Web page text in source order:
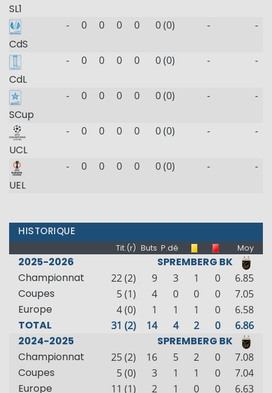
SL1
CdS
- 0 0 0 0 0 (0) - -
CdL
- 0 0 0 0 0 (0) - -
SCup
- 0 0 0 0 0 (0) - -
UCL
- 0 0 0 0 0 (0) - -
UEL
- 0 0 0 0 0 (0) - -
HISTORIQUE
Tit.(r) Buts P.dé Moy
2025-2026
SPREMBERG BK
Championnat
22 (2) 9 3 1 0 6.85
Coupes 5 (1) 4 0 0 0 7.05
Europe 4 (0) 1 1 1 0 6.58
TOTAL 31 (2) 14 4 2 0 6.86
2024-2025
SPREMBERG BK
Championnat
25 (2) 16 5 2 0 7.08
Coupes 5 (0) 3 1 1 0 7.04
Europe 11 (1) 2 1 0 0 6.63